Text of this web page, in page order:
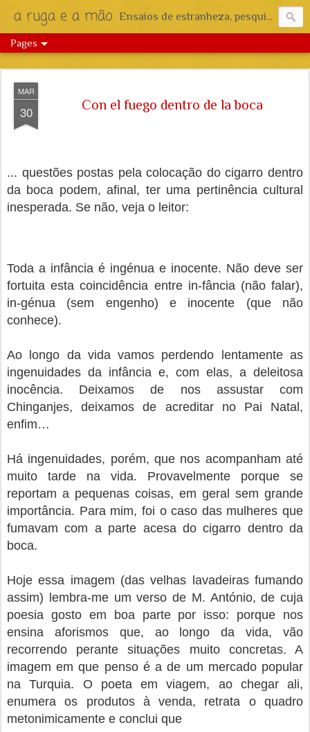
a ruga e a mão Ensaios de estranheza, pesquisa e reflexão.
Pages
MAR
30 Con el fuego dentro de la boca
... questões postas pela colocação do cigarro dentro
da boca podem, afinal, ter uma pertinência cultural
inesperada. Se não, veja o leitor:
Toda a infância é ingénua e inocente. Não deve ser
fortuita esta coincidência entre in-fância (não falar),
in-génua (sem engenho) e inocente (que não
conhece).
Ao longo da vida vamos perdendo lentamente as
ingenuidades da infância e, com elas, a deleitosa
inocência. Deixamos de nos assustar com
Chinganjes, deixamos de acreditar no Pai Natal,
enfim…
Há ingenuidades, porém, que nos acompanham até
muito tarde na vida. Provavelmente porque se
reportam a pequenas coisas, em geral sem grande
importância. Para mim, foi o caso das mulheres que
fumavam com a parte acesa do cigarro dentro da
boca.
Hoje essa imagem (das velhas lavadeiras fumando
assim) lembra-me um verso de M. António, de cuja
poesia gosto em boa parte por isso: porque nos
ensina aforismos que, ao longo da vida, vão
recorrendo perante situações muito concretas. A
imagem em que penso é a de um mercado popular
na Turquia. O poeta em viagem, ao chegar ali,
enumera os produtos à venda, retrata o quadro
metonimicamente e conclui que